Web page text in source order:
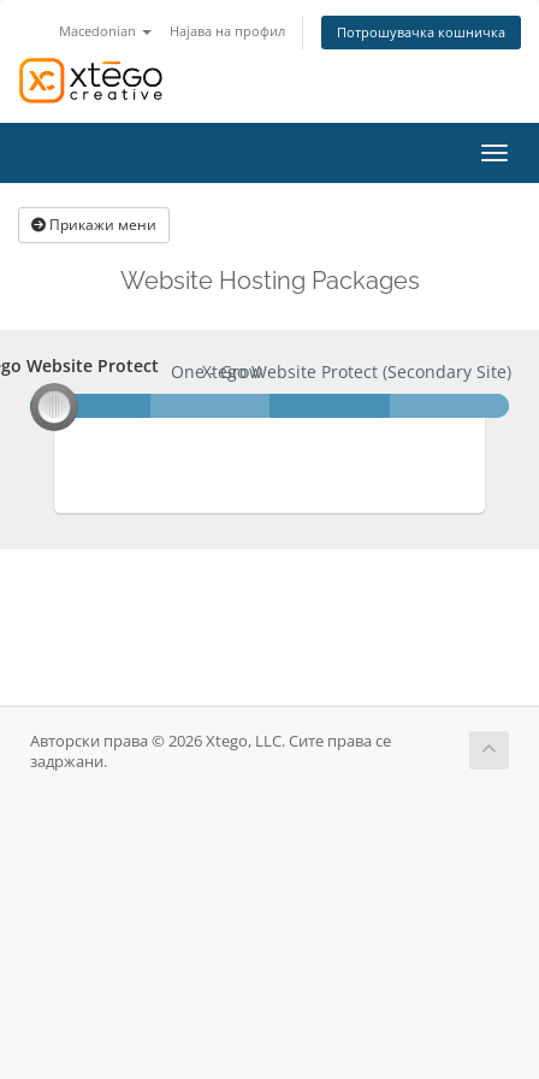
Macedonian Најава на профил Потрошувачка кошничка
Прикажи мени
Website Hosting Packages
Website Protect
Website ProtectXC One - GrowXtego Website Protect (Secondary Site)
Авторски права © 2026 Xtego, LLC. Сите права се
задржани.